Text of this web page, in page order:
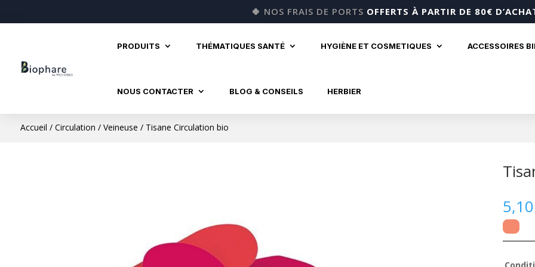
🍀 NOS FRAIS DE PORTS OFFERTS À PARTIR DE 80€ D’ACHA
PRODUITS THÉMATIQUES SANTÉ HYGIÈNE ET COSMETIQUES ACCESSOIRES
NOUS CONTACTER BLOG & CONSEILS HERBIER
Accueil / Circulation / Veineuse / Tisane Circulation bio
5,10